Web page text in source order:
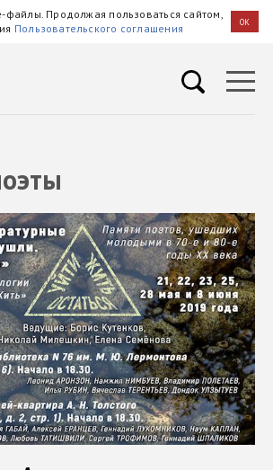
Продолжая пользоваться сайтом,
Пользовательского соглашения OK